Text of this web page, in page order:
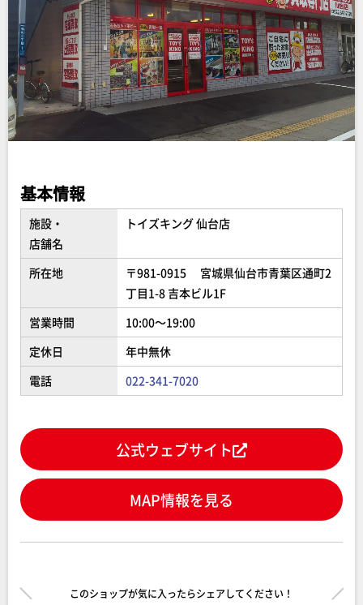
基本情報
施設・
店舗名
トイズキング 仙台店
所在地
〒981-0915 宮城県仙台市青葉区通町2
丁目1-8 吉本ビル1F
営業時間
10:00～19:00
定休日
年中無休
電話
022-341-7020
公式ウェブサイト
MAP情報を見る
このショップが気に入ったらシェアしてください！